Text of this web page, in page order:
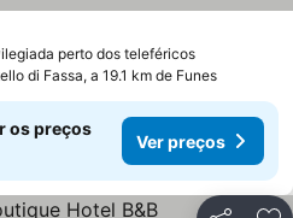
perto dos teleféricosVer preços
di Fassa, a 19.1 km de Funes
os preços
Ver preços